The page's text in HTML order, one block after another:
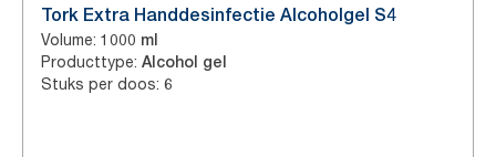
Tork Extra Handdesinfectie Alcoholgel S4
Volume: 1000 ml
Producttype: Alcohol gel
Stuks per doos: 6